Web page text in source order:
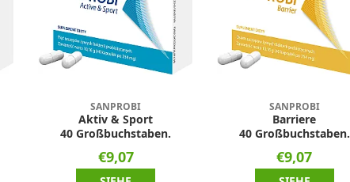
SANPROBI
Aktiv & Sport
40 Großbuchstaben.
€9,07
SANPROBI
Barriere
40 Großbuchstaben.
€9,07